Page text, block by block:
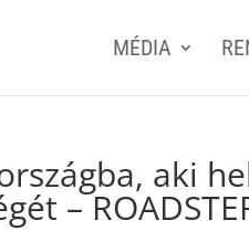
MÉDIA
aki
–